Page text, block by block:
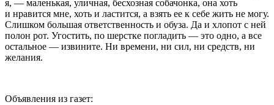
я, — маленькая, уличная, бесхозная собачонка, она хоть
и нравится мне, хоть и ластится, а взять ее к себе жить не могу.
Слишком большая ответственность и обуза. Да и хлопот с ней
полон рот. Угостить, по шерстке погладить — это одно, а все
остальное — извините. Ни времени, ни сил, ни средств, ни
желания.
Объявления из газет: